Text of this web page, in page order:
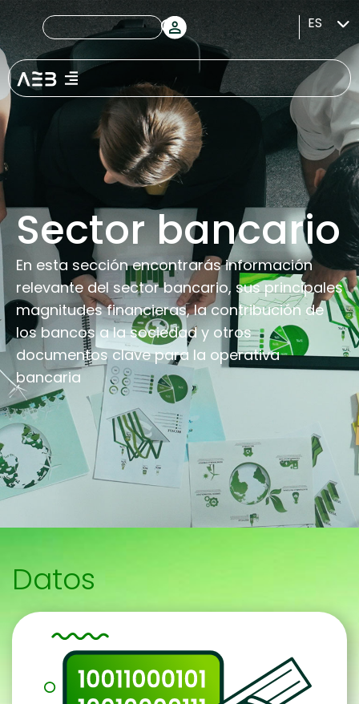
ES
Sector bancario
En esta sección encontrarás información
relevante del sector bancario, sus principales
magnitudes financieras, la contribución de
los bancos a la sociedad y otros
documentos clave para la operativa
bancaria
Datos